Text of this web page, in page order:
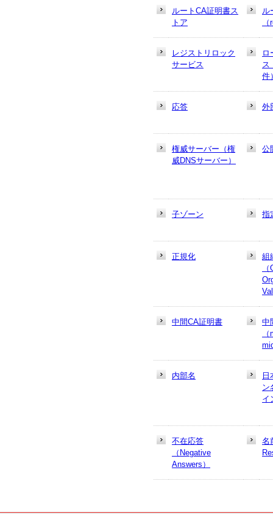
ルートCA証明書ス
トア
ル
レジストリロック
サービス
ロ
ス
件
応答 外
権威サーバー（権
威DNSサーバー）
公
子ゾーン 指
正規化
組
中間CA証明書
中
内部名
ン
イ
不在応答
（Negative
Answers）
名